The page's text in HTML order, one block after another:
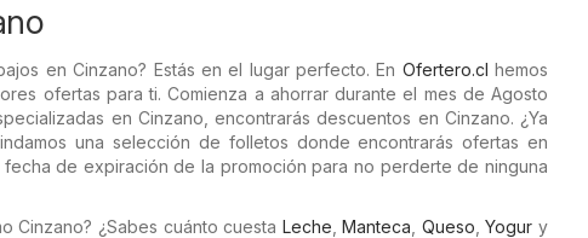
en Cinzano? Estás en el lugar perfecto. En Ofertero.cl hemos
ofertas para ti. Comienza a ahorrar durante el mes de Agosto
en Cinzano, encontrarás descuentos en Cinzano. ¿Ya
una selección de folletos donde encontrarás ofertas en
fecha de expiración de la promoción para no perderte de ninguna
Cinzano? ¿Sabes cuánto cuesta Leche ,Manteca Queso ,Yogur y